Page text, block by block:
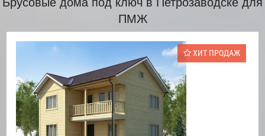
ПМЖ
ХИТ ПРОДАЖ